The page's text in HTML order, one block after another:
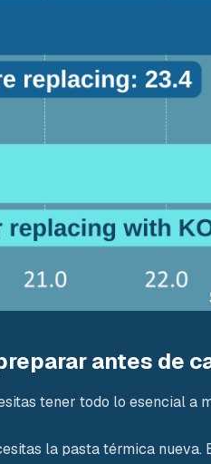
antes de
tener todo lo esencial a
la pasta térmica